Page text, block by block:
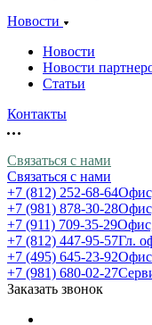
Новости
Новости
Новости
Статьи
Контакты
Связаться с нами
Связаться с нами
+7 (812) 252-68-64
+7 (981) 878-30-28
+7 (911) 709-35-29
+7 (812) 447-95-57Гл.
+7 (495) 645-23-92
+7 (981) 680-02-27
Заказать звонок